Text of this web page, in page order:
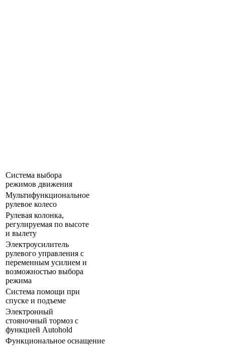
Система выбора
режимов движения
Мультифункциональное
рулевое колесо
Рулевая колонка,
регулируемая по высоте
и вылету
Электроусилитель
рулевого управления с
переменным усилием и
возможностью выбора
режима
Система помощи при
спуске и подъеме
Электронный
стояночный тормоз c
функцией Autohold
Функциональное оснащение